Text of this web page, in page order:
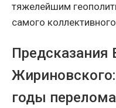
тяжелейшим
самого
Предсказания
годы